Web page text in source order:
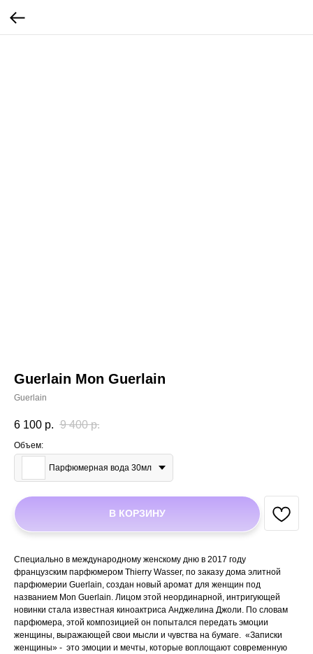
Guerlain Mon Guerlain
Guerlain
6 100 р. 9 400 р.
Объем:
Парфюмерная вода 30мл
В КОРЗИНУ
Специально в международному женскому дню в 2017 году
французским парфюмером Thierry Wasser, по заказу дома элитной
парфюмерии Guerlain, создан новый аромат для женщин под
названием Mon Guerlain. Лицом этой неординарной, интригующей
новинки стала известная киноактриса Анджелина Джоли. По словам
парфюмера, этой композицией он попытался передать эмоции
женщины, выражающей свои мысли и чувства на бумаге. «Записки
женщины» - это эмоции и мечты, которые воплощают современную